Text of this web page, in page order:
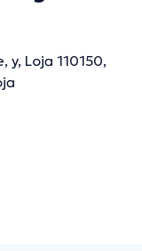
y, Loja 110150,